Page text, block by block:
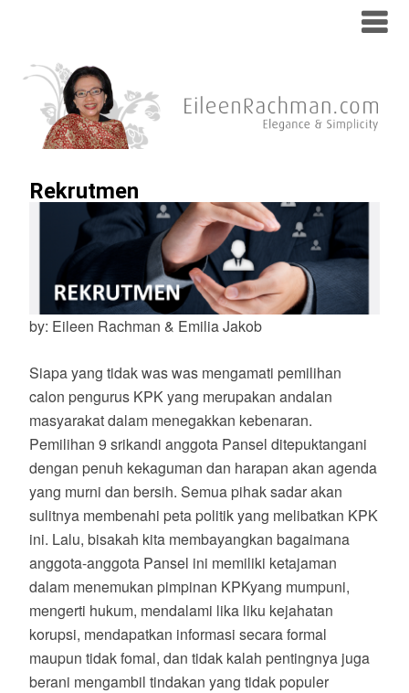
Rekrutmen
by: Eileen Rachman & Emilia Jakob
Siapa yang tidak was was mengamati pemilihan
calon pengurus KPK yang merupakan andalan
masyarakat dalam menegakkan kebenaran.
Pemilihan 9 srikandi anggota Pansel ditepuktangani
dengan penuh kekaguman dan harapan akan agenda
yang murni dan bersih. Semua pihak sadar akan
sulitnya membenahi peta politik yang melibatkan KPK
ini. Lalu, bisakah kita membayangkan bagaimana
anggota-anggota Pansel ini memiliki ketajaman
dalam menemukan pimpinan KPKyang mumpuni,
mengerti hukum, mendalami lika liku kejahatan
korupsi, mendapatkan informasi secara formal
maupun tidak fomal, dan tidak kalah pentingnya juga
berani mengambil tindakan yang tidak populer